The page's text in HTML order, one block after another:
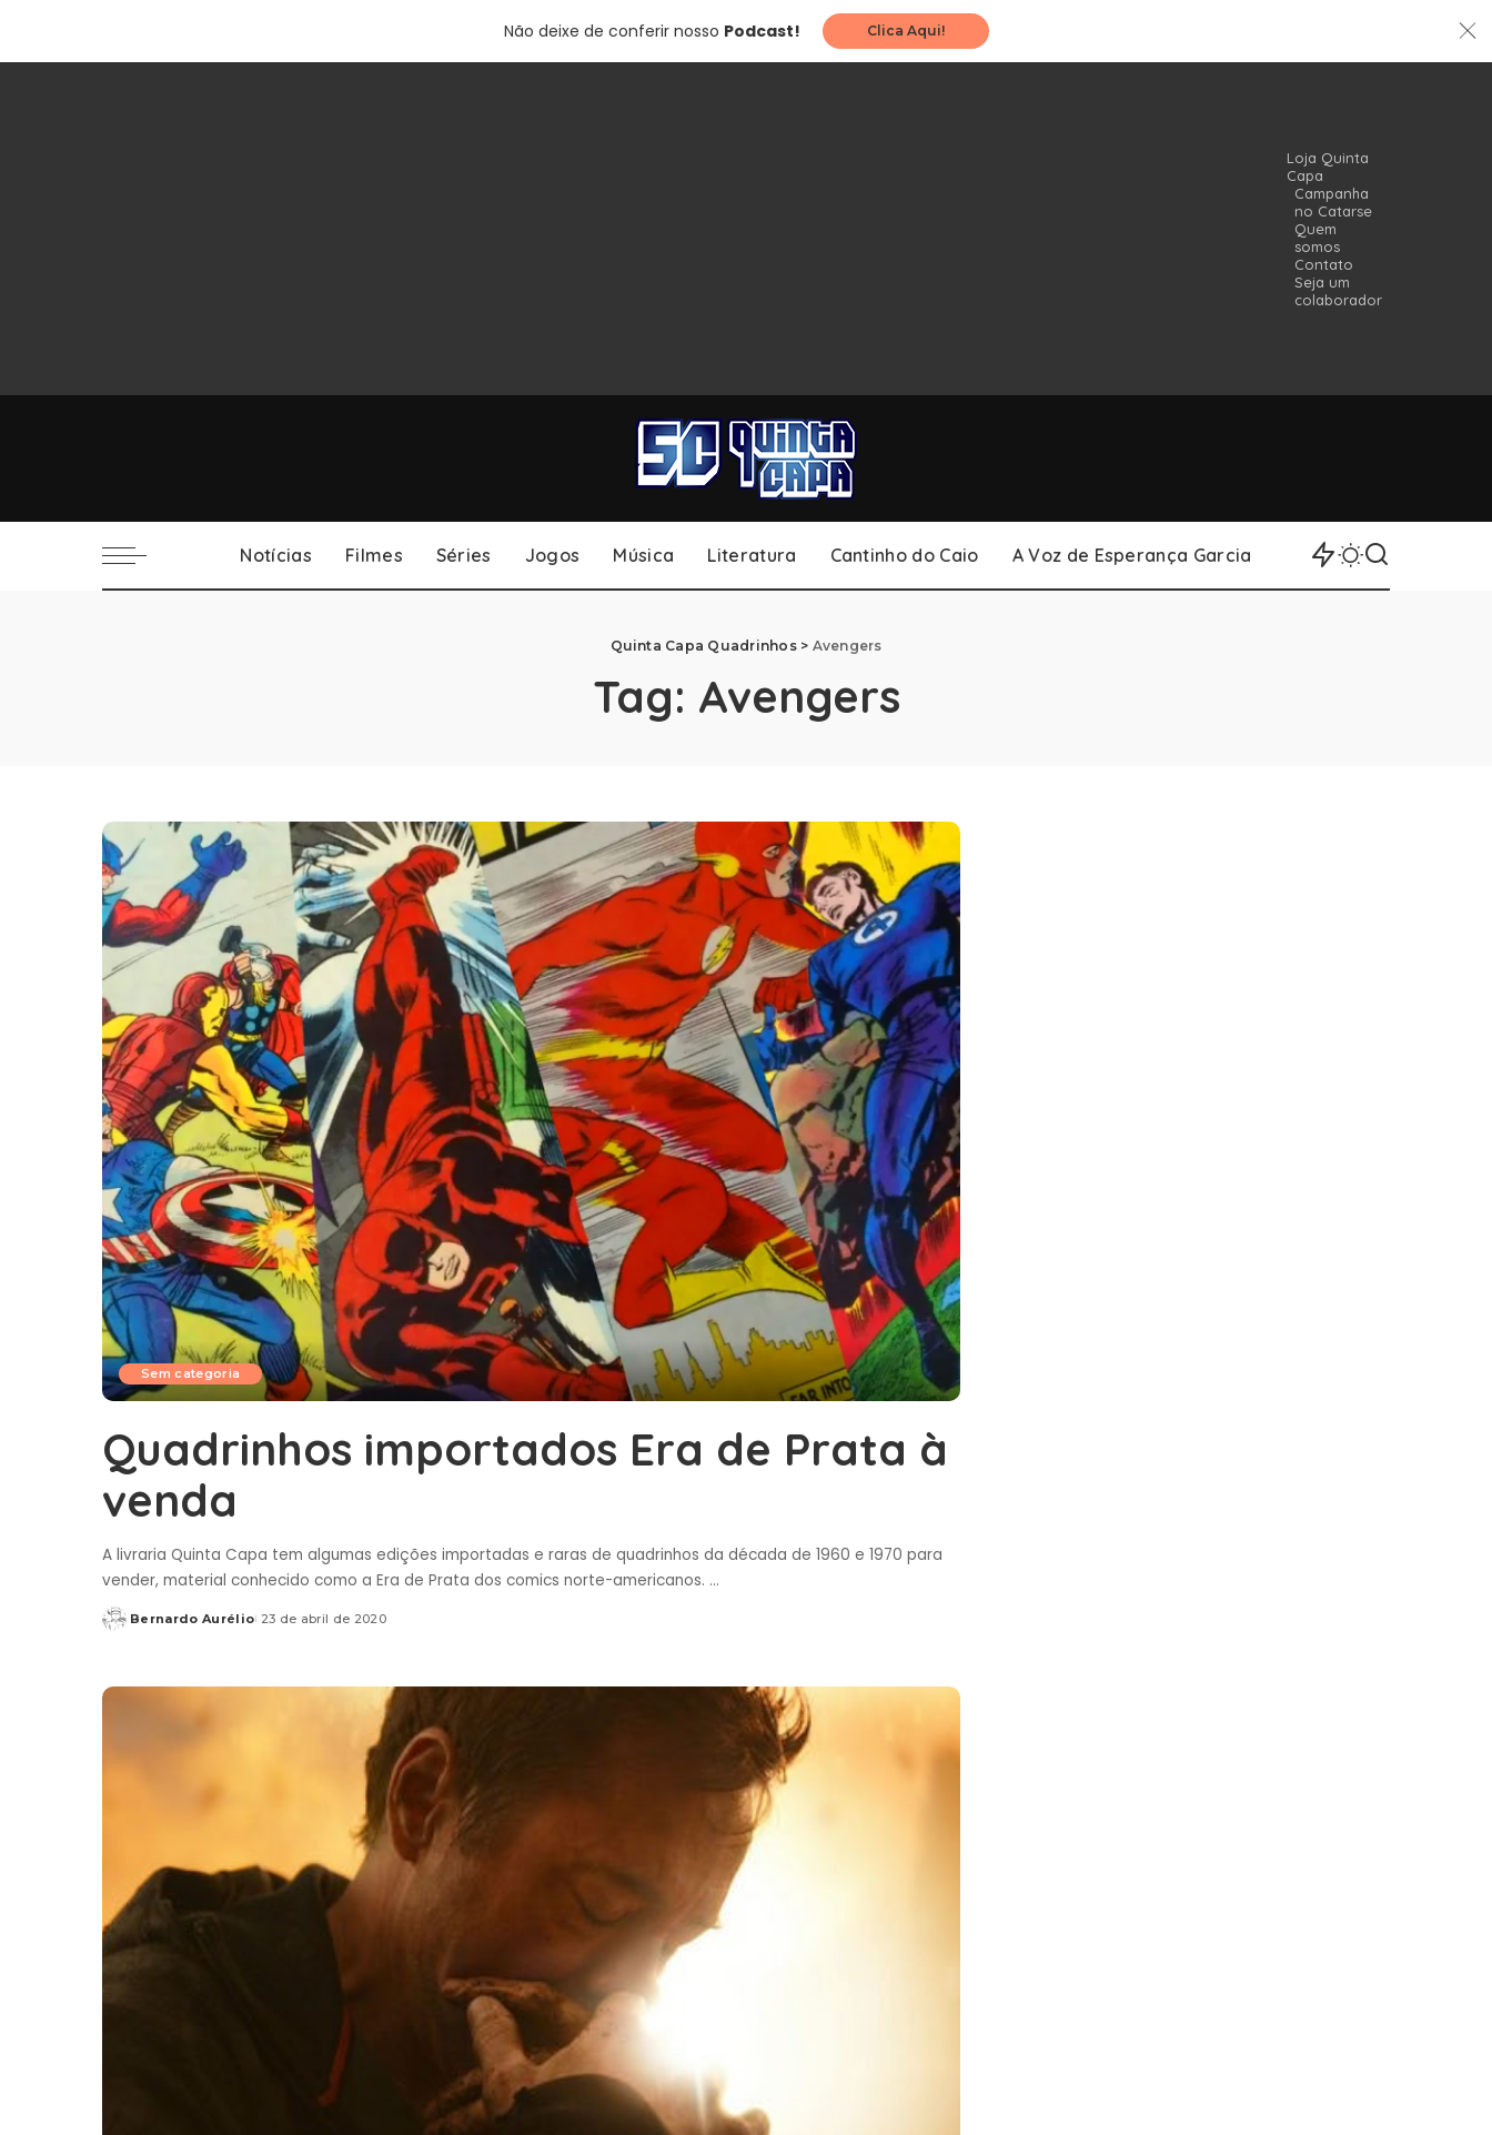
Não deixe de conferir nosso Podcast! Clica Aqui!
Loja Quinta
Capa
Campanha
no Catarse
Quem
somos
Contato
Seja um
colaborador
Notícias Filmes Séries Jogos Música Literatura Cantinho do Caio A Voz de Esperança Garcia
Quinta Capa Quadrinhos> Avengers
Tag: Avengers
Sem categoria
Quadrinhos importados Era de Prata à
venda
A livraria Quinta Capa tem algumas edições importadas e raras de quadrinhos da década de 1960 e 1970 para
vender, material conhecido como a Era de Prata dos comics norte-americanos. ...
Posted
Bernardo Aurélio 23 de abril de 2020